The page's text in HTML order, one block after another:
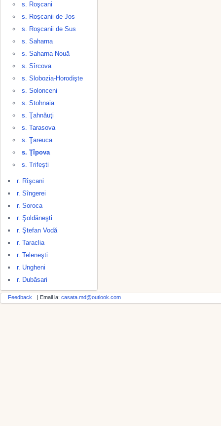
s. Roşcani
s. Roşcanii de Jos
s. Roşcanii de Sus
s. Saharna
s. Saharna Nouă
s. Sîrcova
s. Slobozia-Horodişte
s. Solonceni
s. Stohnaia
s. Ţahnăuţi
s. Tarasova
s. Ţareuca
s. Ţîpova
s. Trifeşti
r. Rîşcani
r. Sîngerei
r. Soroca
r. Şoldăneşti
r. Ştefan Vodă
r. Taraclia
r. Teleneşti
r. Ungheni
r. Dubăsari
Feedback | Email la: casata.md@outlook.com